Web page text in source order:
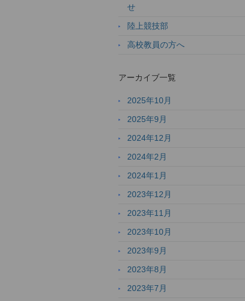
せ
陸上競技部
高校教員の方へ
アーカイブ一覧
2025年10月
2025年9月
2024年12月
2024年2月
2024年1月
2023年12月
2023年11月
2023年10月
2023年9月
2023年8月
2023年7月